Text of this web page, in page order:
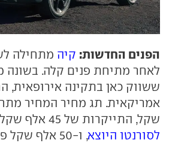
הפנים החדשות: קיה מתחילה
לאחר מתיחת פנים קלה. בשונה
ששווק כאן בתקינה אירופאית,
שקל, התייקרות של 45 אלף שקל בהשוואה
לסורנטו היוצא
, ו-50 אלף